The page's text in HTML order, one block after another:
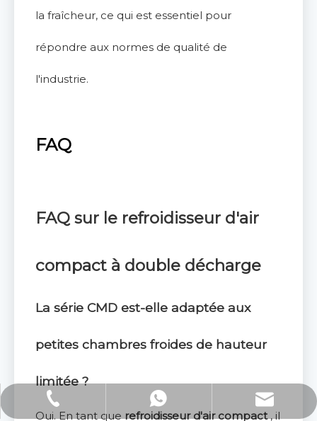
la fraîcheur, ce qui est essentiel pour
répondre aux normes de qualité de
l'industrie.
FAQ
FAQ sur le refroidisseur d'air
compact à double décharge
La série CMD est-elle adaptée aux
petites chambres froides de hauteur
limitée ?
Oui. En tant querefroidisseur d'air compact, il
Tél : +86-13901531913
WhatsApp : +86-13901531913
Courriel : Lucas.xu@stelxtech.com